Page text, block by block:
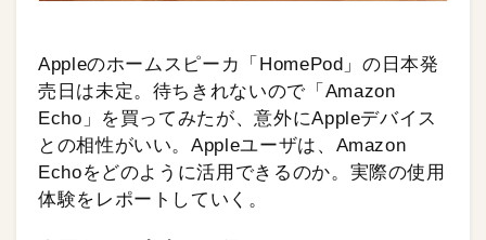
Appleのホームスピーカ「HomePod」の日本発
売日は未定。待ちきれないので「Amazon
Echo」を買ってみたが、意外にAppleデバイス
との相性がいい。Appleユーザは、Amazon
Echoをどのように活用できるのか。実際の使用
体験をレポートしていく。